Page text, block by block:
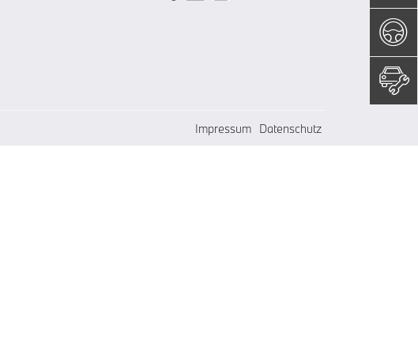
Impressum Datenschutz